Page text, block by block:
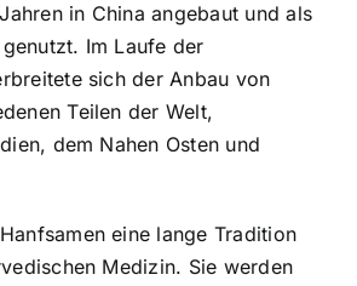
in China angebaut und als
Im Laufe der
sich der Anbau von
Teilen der Welt,
dem Nahen Osten und
eine lange Tradition
Medizin. Sie werden